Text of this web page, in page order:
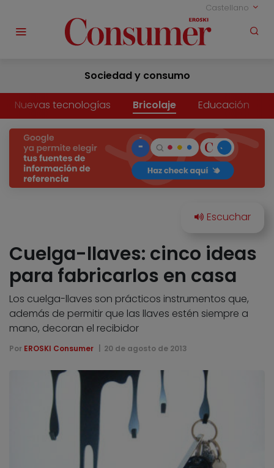
Castellano
Sociedad y consumo
Nuevas tecnologías Bricolaje Educación
Cuelga-llaves: cinco ideas
para fabricarlos en casa
Los cuelga-llaves son prácticos instrumentos que,
además de permitir que las llaves estén siempre a
mano, decoran el recibidor
Por EROSKI Consumer 20 de agosto de 2013